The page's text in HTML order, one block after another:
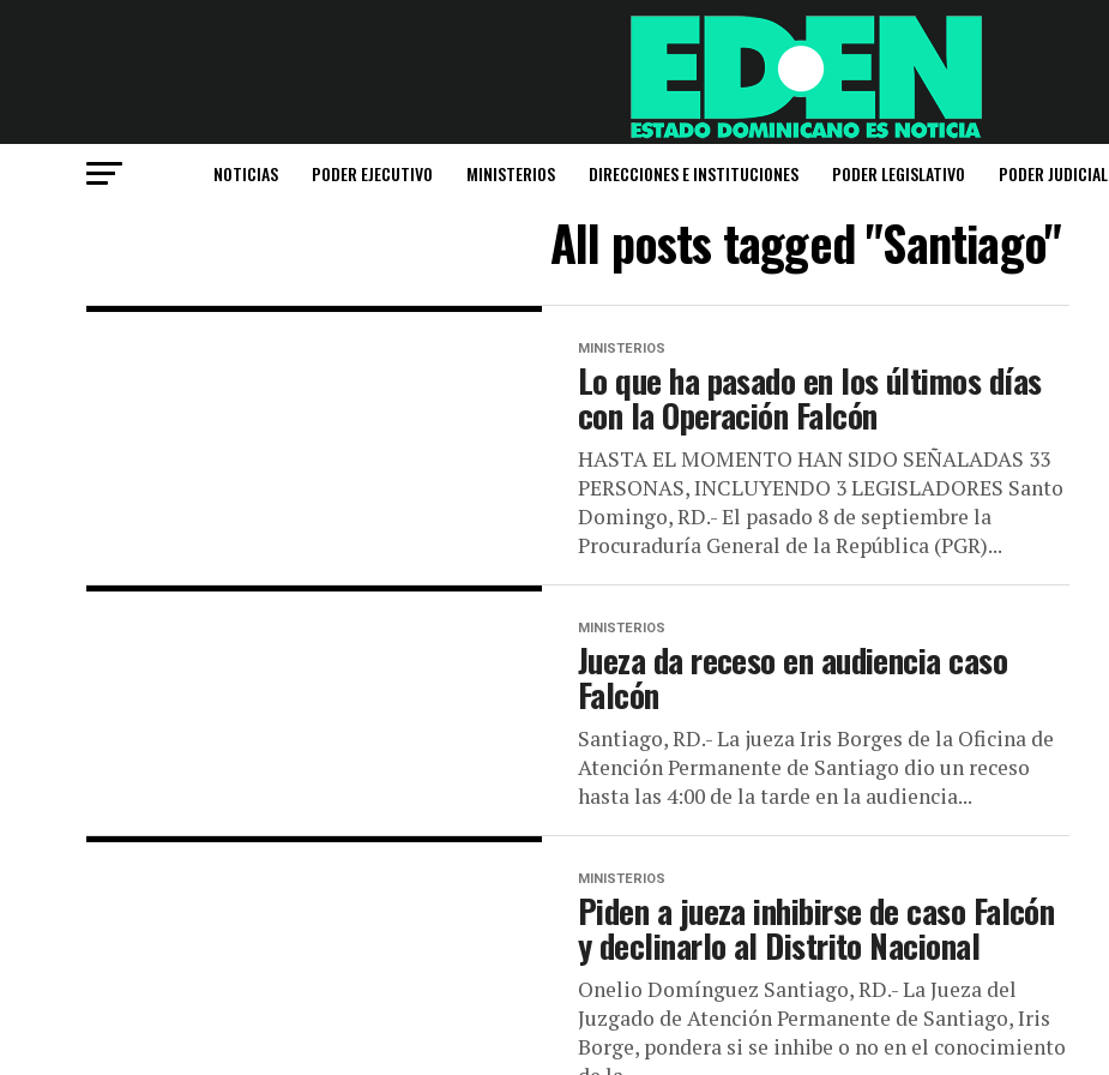
NOTICIAS PODER EJECUTIVO MINISTERIOS DIRECCIONES E INSTITUCIONES PODER LEGISLATIVO PODER JUDICIAL
All posts tagged "Santiago"
MINISTERIOS
Lo que ha pasado en los últimos días
con la Operación Falcón
HASTA EL MOMENTO HAN SIDO SEÑALADAS 33
PERSONAS, INCLUYENDO 3 LEGISLADORES Santo
Domingo, RD.- El pasado 8 de septiembre la
Procuraduría General de la República (PGR)...
MINISTERIOS
Jueza da receso en audiencia caso
Falcón
Santiago, RD.- La jueza Iris Borges de la Oficina de
Atención Permanente de Santiago dio un receso
hasta las 4:00 de la tarde en la audiencia...
MINISTERIOS
Piden a jueza inhibirse de caso Falcón
y declinarlo al Distrito Nacional
Onelio Domínguez Santiago, RD.- La Jueza del
Juzgado de Atención Permanente de Santiago, Iris
Borge, pondera si se inhibe o no en el conocimiento